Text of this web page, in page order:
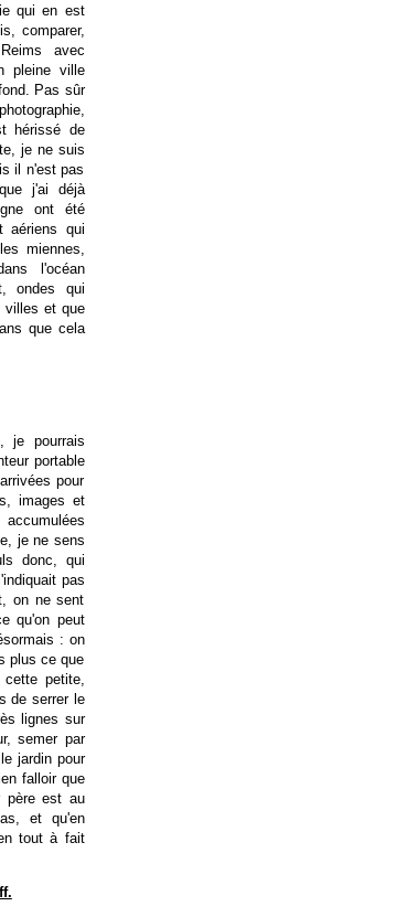
qui en est
comparer,
avec
pleine ville
Pas sûr
hérissé de
je ne suis
il n'est pas
j'ai déjà
ont été
aériens qui
miennes,
l'océan
ondes qui
villes et que
que cela
je pourrais
portable
pour
images et
je ne sens
donc, qui
pas
on ne sent
qu'on peut
: on
plus ce que
cette petite,
de serrer le
lignes sur
semer par
jardin pour
falloir que
père est au
et qu'en
tout à fait